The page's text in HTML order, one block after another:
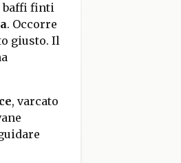
baffi finti
. Occorre
giusto. Il
, varcato